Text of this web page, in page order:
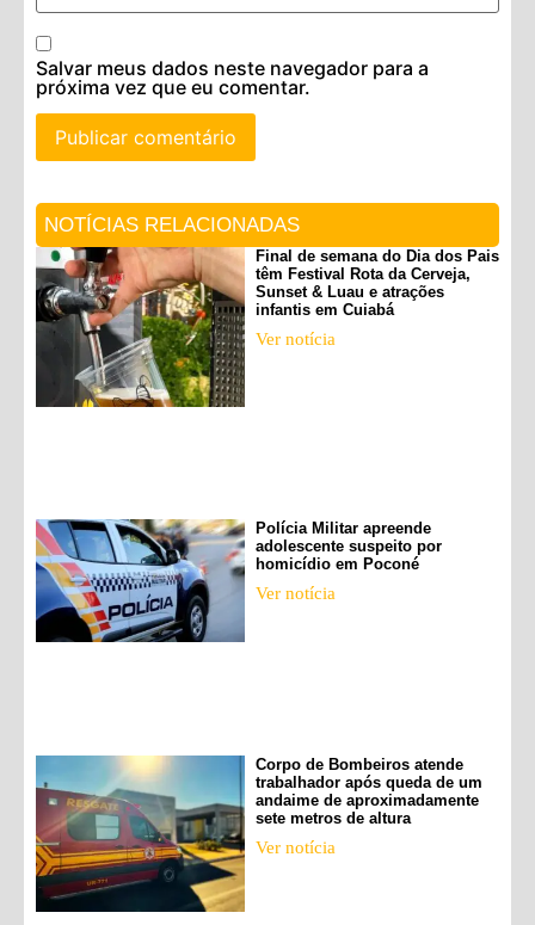
Salvar meus dados neste navegador para a
próxima vez que eu comentar.
NOTÍCIAS RELACIONADAS
Final de semana do Dia dos Pais
têm Festival Rota da Cerveja,
Sunset & Luau e atrações
infantis em Cuiabá
Ver notícia
Polícia Militar apreende
adolescente suspeito por
homicídio em Poconé
Ver notícia
Corpo de Bombeiros atende
trabalhador após queda de um
andaime de aproximadamente
sete metros de altura
Ver notícia